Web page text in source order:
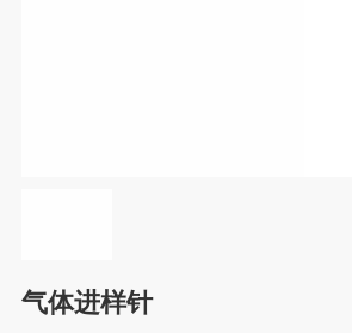
气体进样针